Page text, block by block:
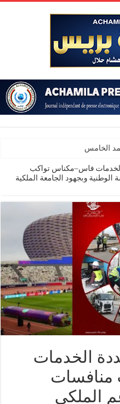
الخامس
الخدمات فاس–مكناس تواكب
وبجهود الجامعة الملكية
الخدمات
منافسات
الملكي